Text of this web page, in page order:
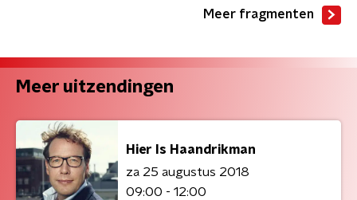
Meer fragmenten
Meer uitzendingen
Hier Is Haandrikman
za 25 augustus 2018
09:00 - 12:00